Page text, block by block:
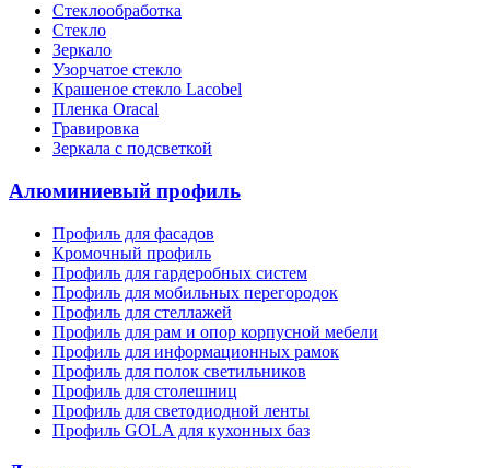
Стеклообработка
Стекло
Зеркало
Узорчатое стекло
Крашеное стекло Lacobel
Пленка Oracal
Гравировка
Зеркала с подсветкой
Алюминиевый профиль
Профиль для фасадов
Кромочный профиль
Профиль для гардеробных систем
Профиль для мобильных перегородок
Профиль для стеллажей
Профиль для рам и опор корпусной мебели
Профиль для информационных рамок
Профиль для полок светильников
Профиль для столешниц
Профиль для светодиодной ленты
Профиль GOLA для кухонных баз